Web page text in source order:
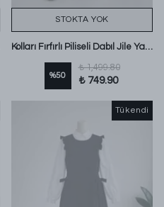
STOKTA YOK
Kolları Fırfırlı Piliseli Dabıl Jile Yağ Yeşili
%50
₺ 1,499.80
₺ 749.90
Tükendi